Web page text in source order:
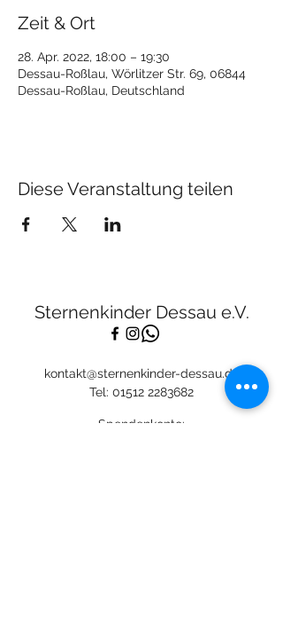
Zeit & Ort
28. Apr. 2022, 18:00 – 19:30
Dessau-Roßlau, Wörlitzer Str. 69, 06844
Dessau-Roßlau, Deutschland
Diese Veranstaltung teilen
Sternenkinder Dessau e.V.
Tel: 01512 2283682
kontakt@sternenkinder-dessau.de
Spendenkonto: